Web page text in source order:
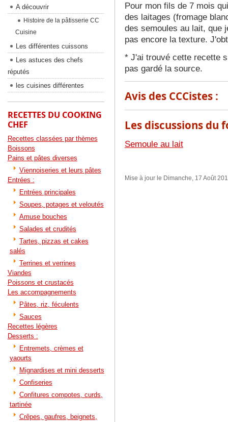
Pour mon fils de 7 mois
des laitages (fromage
des semoules au lait, que
pas encore la texture.
* J'ai trouvé cette recette
pas gardé la source.
Avis des CCCistes :
Les discussions du
Semoule au lait
Mise à jour le Dimanche, 17 Août
A découvrir
Histoire de la pâtisserie CC
Cuisine
Les différentes cuissons
Les astuces des chefs
réputés
les cuisines différentes
RECETTES DU COOKING
CHEF
Recettes classées par thèmes
Boissons
Pains et pâtes diverses
Viennoiseries et leurs pâtes
Entrées :
Entrées principales
Soupes, potages et veloutés
Amuse bouches
Salades et crudités
Tartes, pizzas et cakes
salés
Terrines et verrines
Viandes
Poissons et crustacés
Les accompagnements
Pâtes, riz, féculents
Sauces
Recettes légères
Desserts :
Entremets, crèmes et
yaourts
Mignardises et mini desserts
Confiseries
Confitures compotes, curds,
tartinée
Crêpes, gaufres, beignets,